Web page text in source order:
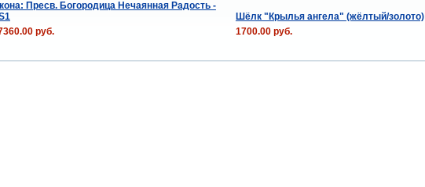
Пресв. Богородица Нечаянная Радость -
Шёлк "Крылья ангела" (жёлтый/золото)
руб. 1700.00 руб.